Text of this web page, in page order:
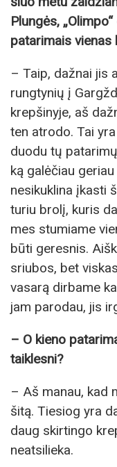
Plungės,
patarimais vienas
– Taip, dažnai jis
rungtynių į
krepšinyje, aš
ten atrodo. Tai
duodu tų
ką galėčiau
nesikuklina įkasti
turiu brolį, kuris
mes stumiame
būti geresnis.
sriubos, bet
vasarą dirbame
jam parodau, jis
– O kieno
taiklesni?
– Aš manau, kad
šitą. Tiesiog yra
daug skirtingo
neatsilieka.